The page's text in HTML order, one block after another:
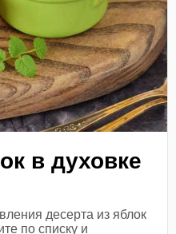
в духовке
десерта из яблок
по списку и